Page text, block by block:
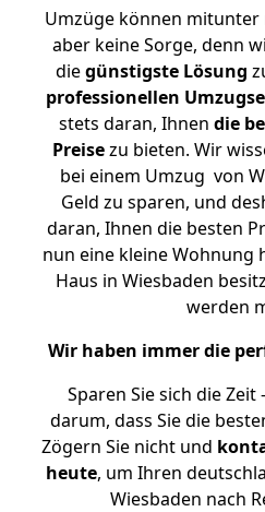
Umzüge können
aber keine Sorge, denn
diegünstigste Lösung
professionellen
stets daran, Ihnen die
Preisezu bieten. Wir
bei einem Umzug von
Geld zu sparen, und
daran, Ihnen die besten
nun eine kleine Wohnung
Haus in Wiesbaden
werden
Wir haben immer die
Sparen Sie sich die
darum, dass Sie die
Zögern Sie nicht und
heute, um Ihren
Wiesbaden nach